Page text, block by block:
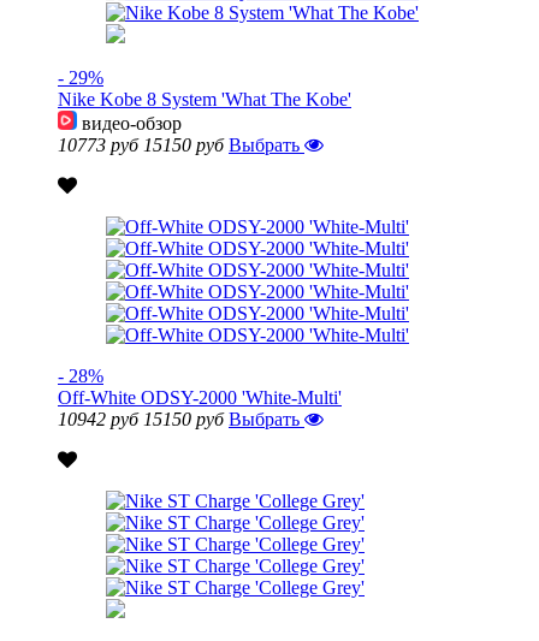
- 29%
Nike Kobe 8 System 'What The Kobe'
видео-обзор
10773 руб 15150 руб Выбрать
- 28%
Off-White ODSY-2000 'White-Multi'
10942 руб 15150 руб Выбрать